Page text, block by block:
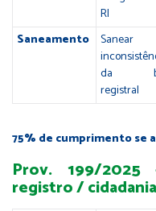
RI
Saneamento
Sanear
da
registral
75% de cumprimento se
Prov. 199/
registro / cidadania